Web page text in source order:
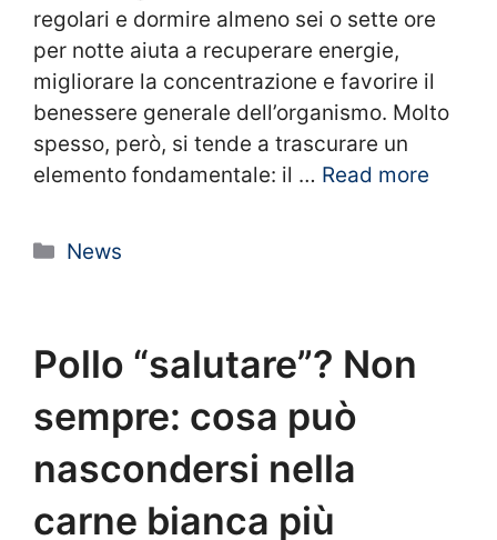
regolari e dormire almeno sei o sette ore
per notte aiuta a recuperare energie,
migliorare la concentrazione e favorire il
benessere generale dell’organismo. Molto
spesso, però, si tende a trascurare un
elemento fondamentale: il … Read more
Categorie
News
Pollo “salutare”? Non
sempre: cosa può
nascondersi nella
carne bianca più